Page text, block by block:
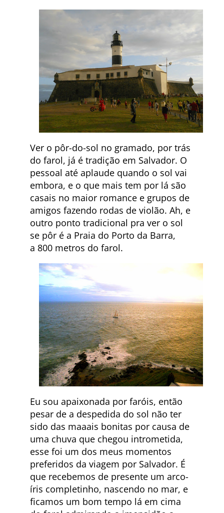
Ver o pôr-do-sol no gramado, por trás
do farol, já é tradição em Salvador. O
pessoal até aplaude quando o sol vai
embora, e o que mais tem por lá são
casais no maior romance e grupos de
amigos fazendo rodas de violão. Ah, e
outro ponto tradicional pra ver o sol
se pôr é a Praia do Porto da Barra,
a 800 metros do farol.
Eu sou apaixonada por faróis, então
pesar de a despedida do sol não ter
sido das maaais bonitas por causa de
uma chuva que chegou intrometida,
esse foi um dos meus momentos
preferidos da viagem por Salvador. É
que recebemos de presente um arco-
íris completinho, nascendo no mar, e
ficamos um bom tempo lá em cima